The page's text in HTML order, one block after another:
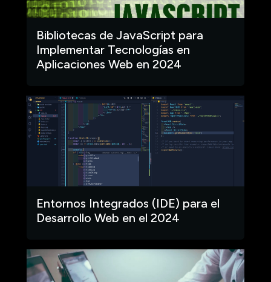
Bibliotecas de JavaScript para
Implementar Tecnologías en
Aplicaciones Web en 2024
Entornos Integrados (IDE) para el
Desarrollo Web en el 2024